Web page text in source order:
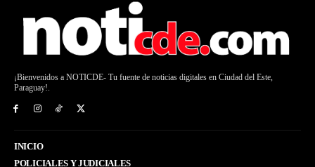
¡Bienvenidos a NOTICDE- Tu fuente de noticias digitales en Ciudad del Este,
Paraguay!.
INICIO
POLICIALES Y JUDICIALES